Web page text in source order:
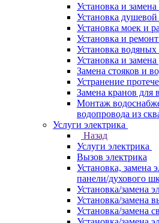
Установка и замена
Установка
Установка моек и
Установка и
Установка водяных
Установка и замена
Замена стояков и
Устранение
Замена кранов для
Монтаж
водопровода из
Услуги электрика
Назад
Услуги электрика
Вызов электрика
Установка, замена
панели/духового
Установка/замена
Установка/замена
Установка/замена